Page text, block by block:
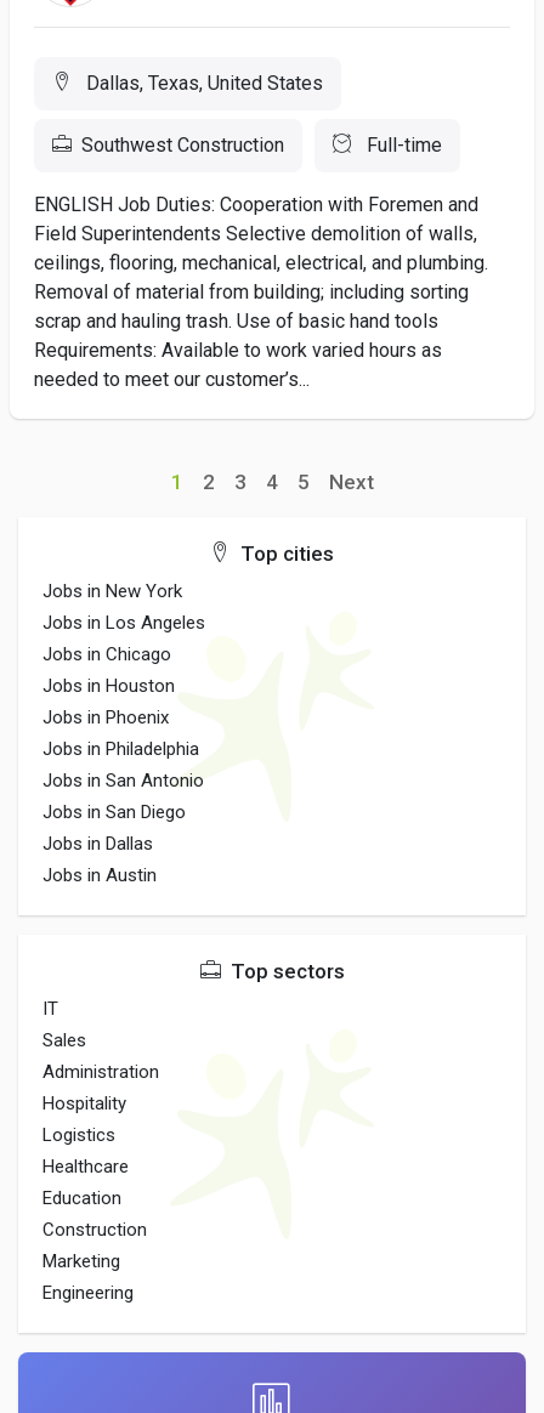
Dallas, Texas, United States
Southwest Construction Full-time
ENGLISH Job Duties: Cooperation with Foremen and
Field Superintendents Selective demolition of walls,
ceilings, flooring, mechanical, electrical, and plumbing.
Removal of material from building; including sorting
scrap and hauling trash. Use of basic hand tools
Requirements: Available to work varied hours as
needed to meet our customer’s...
1 2 3 4 5 Next
Top cities
Jobs in New York
Jobs in Los Angeles
Jobs in Chicago
Jobs in Houston
Jobs in Phoenix
Jobs in Philadelphia
Jobs in San Antonio
Jobs in San Diego
Jobs in Dallas
Jobs in Austin
Top sectors
IT
Sales
Administration
Hospitality
Logistics
Healthcare
Education
Construction
Marketing
Engineering